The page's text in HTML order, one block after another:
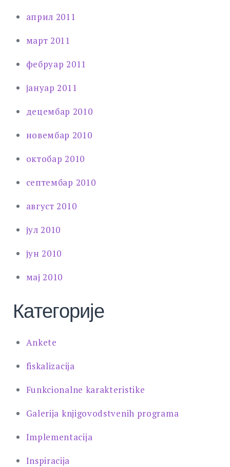
април 2011
март 2011
фебруар 2011
јануар 2011
децембар 2010
новембар 2010
октобар 2010
септембар 2010
август 2010
јул 2010
јун 2010
мај 2010
Категорије
Ankete
fiskalizacija
Funkcionalne karakteristike
Galerija knjigovodstvenih programa
Implementacija
Inspiracija